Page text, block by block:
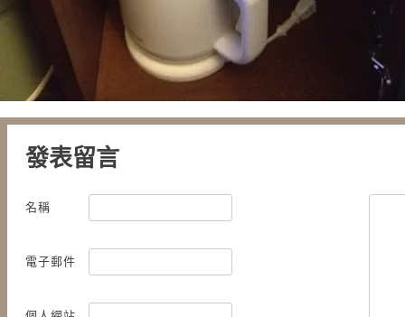
發表留言
名稱
電子郵件